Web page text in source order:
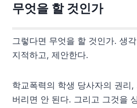
무엇을 할 것인가
그렇다면 무엇을 할 것인가. 생
지적하고, 제안한다.
학교폭력의 학생 당사자의 권리,
버리면 안 된다. 그리고 그것을